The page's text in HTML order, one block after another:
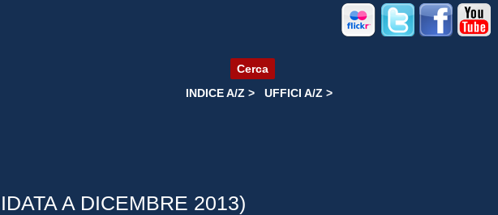
Cerca
INDICE A/Z >
UFFICI A/Z >
A DICEMBRE 2013)